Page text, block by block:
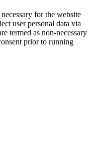
for the website
user personal data via
termed as non-necessary
prior to running